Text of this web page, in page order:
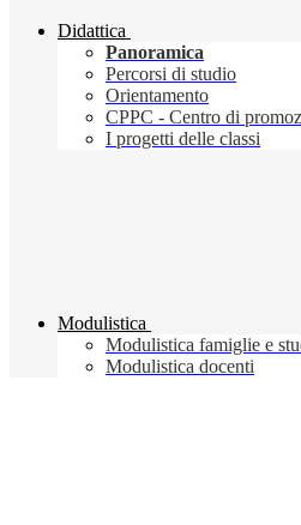
Didattica
Panoramica
Percorsi di studio
Orientamento
CPPC - Centro di
I progetti delle classi
Modulistica
Modulistica famiglie e
Modulistica docenti